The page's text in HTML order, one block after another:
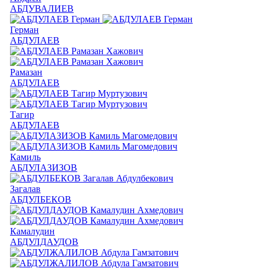
АБДУВАЛИЕВ
Герман
АБДУЛАЕВ
Рамазан
АБДУЛАЕВ
Тагир
АБДУЛАЕВ
Камиль
АБДУЛАЗИЗОВ
Загалав
АБДУЛБЕКОВ
Камалудин
АБДУЛДАУДОВ